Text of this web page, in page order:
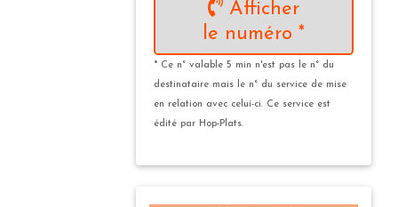
Afficher
le numéro *
* Ce n° valable 5 min n'est pas le n° du
destinataire mais le n° du service de mise
en relation avec celui-ci. Ce service est
édité par Hop-Plats.